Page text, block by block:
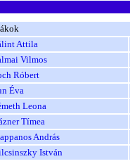
Attila
Vilmos
Róbert
Éva
Leona
Tímea
András
István